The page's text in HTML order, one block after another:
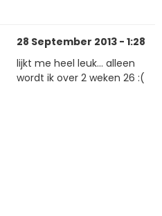
28 September 2013 - 1:28
lijkt me heel leuk... alleen
wordt ik over 2 weken 26 :(